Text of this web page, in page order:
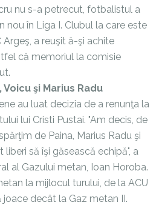
nu s-a petrecut, fotbalistul a
nou în Liga I. Clubul la care este
a reuşit ă-şi achite
că memoriul la comisie
şi Marius Radu
au luat decizia de a renunţa la
lui Cristi Pustai. "Am decis, de
de Paina, Marius Radu şi
liberi să îşi găsească echipă", a
al Gazului metan, Ioan Horoba.
la mijlocul turului, de la ACU
decât la Gaz metan II.